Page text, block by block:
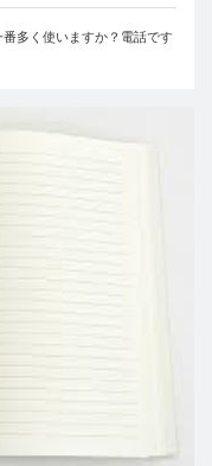
多く使いますか？電話です